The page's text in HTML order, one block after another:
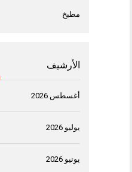
مطبخ
الأرشيف
أغسطس 2026
يوليو 2026
يونيو 2026